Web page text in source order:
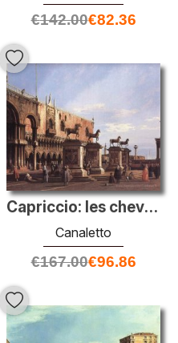
€142.00€82.36
Capriccio: les chevaux de San Marco dans la Piazzetta
Canaletto
€167.00€96.86